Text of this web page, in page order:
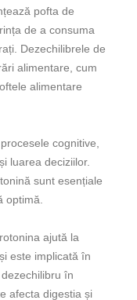
pofta de
de a consuma
Dezechilibrele de
alimentare, cum
alimentare
cognitive,
luarea deciziilor.
sunt esențiale
optimă.
ajută la
este implicată în
în
afecta digestia și